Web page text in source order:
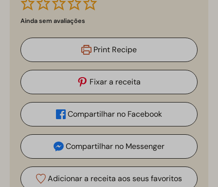
Ainda sem avaliações
Print Recipe
Fixar a receita
Compartilhar no Facebook
Compartilhar no Messenger
Adicionar a receita aos seus favoritos